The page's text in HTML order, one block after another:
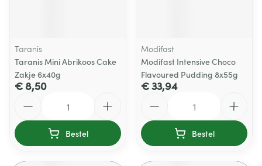
Taranis
Taranis Mini Abrikoos Cake
Zakje 6x40g
€ 8,50
Bestel
Modifast
Modifast Intensive Choco
Flavoured Pudding 8x55g
€ 33,94
Bestel